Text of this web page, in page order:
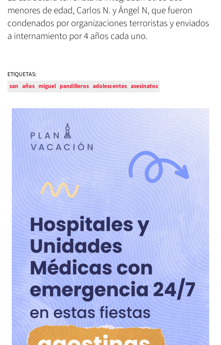
menores de edad, Carlos N. y Ángel N, que fueron
condenados por organizaciones terroristas y enviados
a internamiento por 4 años cada uno.
ETIQUETAS:
san años miguel pandilleros adolescentes asesinatos